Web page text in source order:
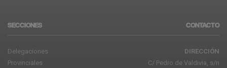
SECCIONES
Delegaciones
Provinciales
CONTACTO
DIRECCIÓN
C/ Pedro de Valdivia, s/n